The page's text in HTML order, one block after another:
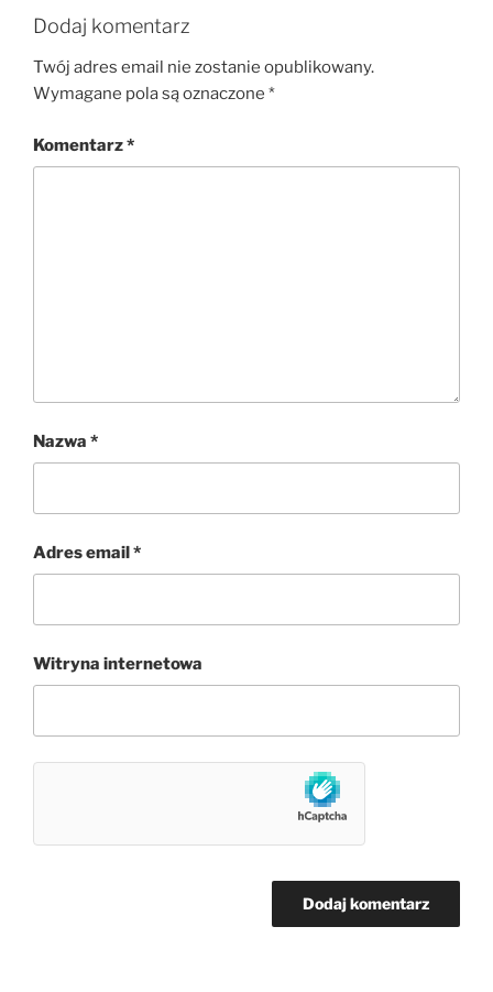
Dodaj komentarz
Twój adres email nie zostanie opublikowany.
Wymagane pola są oznaczone *
Komentarz*
Nazwa *
Adres email*
Witryna internetowa